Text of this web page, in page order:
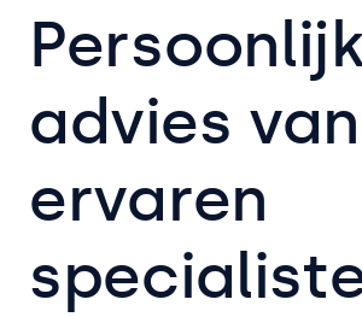
advies van
ervaren